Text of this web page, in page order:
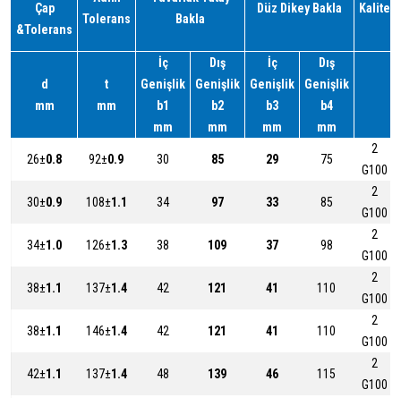
Çap
&Tolerans
Tolerans
Bakla
Düz Dikey Bakla Kalite
d
mm
t
mm
İç
Genişlik
b1
mm
Dış
Genişlik
b2
mm
İç
Genişlik
b3
mm
Dış
Genişlik
b4
mm
26±0.8 92±0.9 30 85 29 75
2
G100
30±0.9 108±1.1 34 97 33 85
2
G100
34±1.0 126±1.3 38 109 37 98
2
G100
38±1.1 137±1.4 42 121 41 110
2
G100
38±1.1 146±1.4 42 121 41 110
2
G100
42±1.1 137±1.4 48 139 46 115
2
G100